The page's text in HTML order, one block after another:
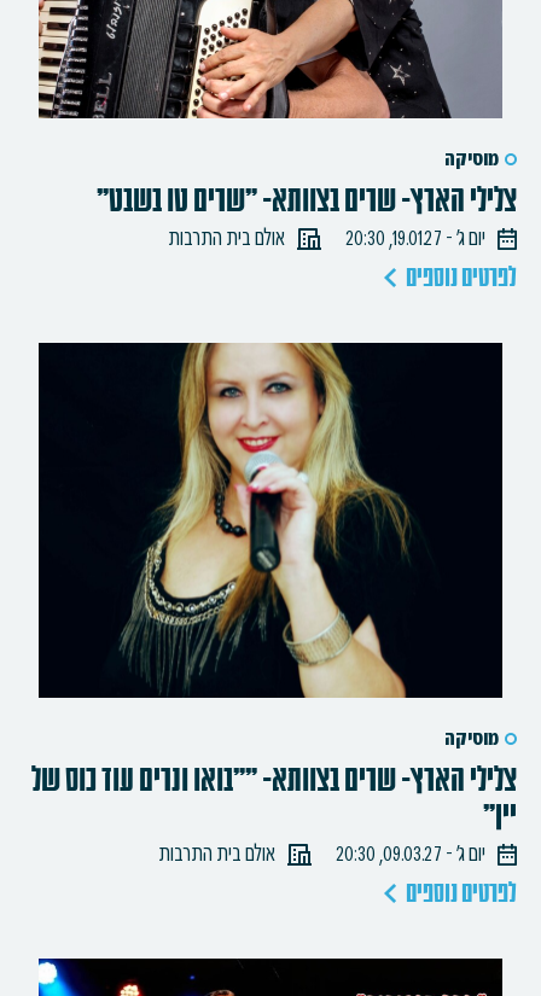
מוסיקה
צלילי הארץ- שרים בצוותא- "שרים טו בשבט"
יום ג׳ - 19.01.27, 20:30 אולם בית התרבות
לפרטים נוספים
מוסיקה
צלילי הארץ- שרים בצוותא- ""בואו ונרים עוד כוס של
יין"
יום ג׳ - 09.03.27, 20:30 אולם בית התרבות
לפרטים נוספים